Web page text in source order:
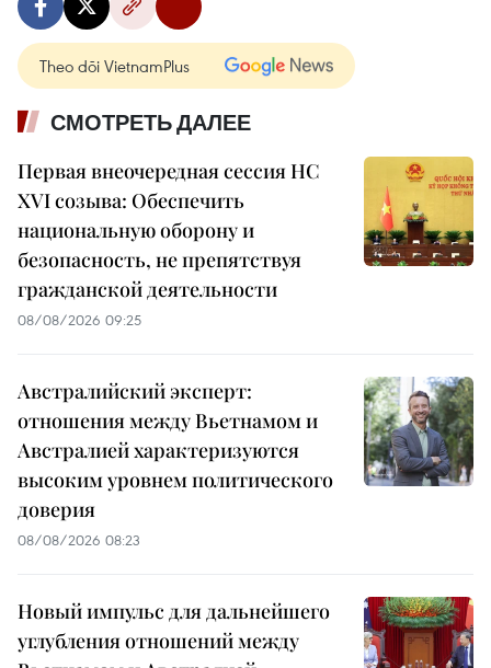
Theo dõi VietnamPlus
СМОТРЕТЬ ДАЛЕЕ
Первая внеочередная сессия НС
XVI созыва: Обеспечить
национальную оборону и
безопасность, не препятствуя
гражданской деятельности
08/08/2026 09:25
Австралийский эксперт:
отношения между Вьетнамом и
Австралией характеризуются
высоким уровнем политического
доверия
08/08/2026 08:23
Новый импульс для дальнейшего
углубления отношений между